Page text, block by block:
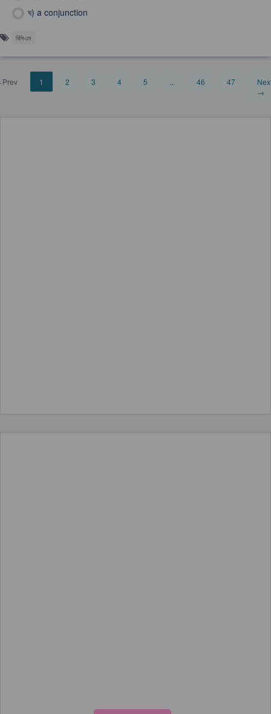
ঘ) a conjunction
বিসিএস
1 2 3 4 5 ... 46 47
→